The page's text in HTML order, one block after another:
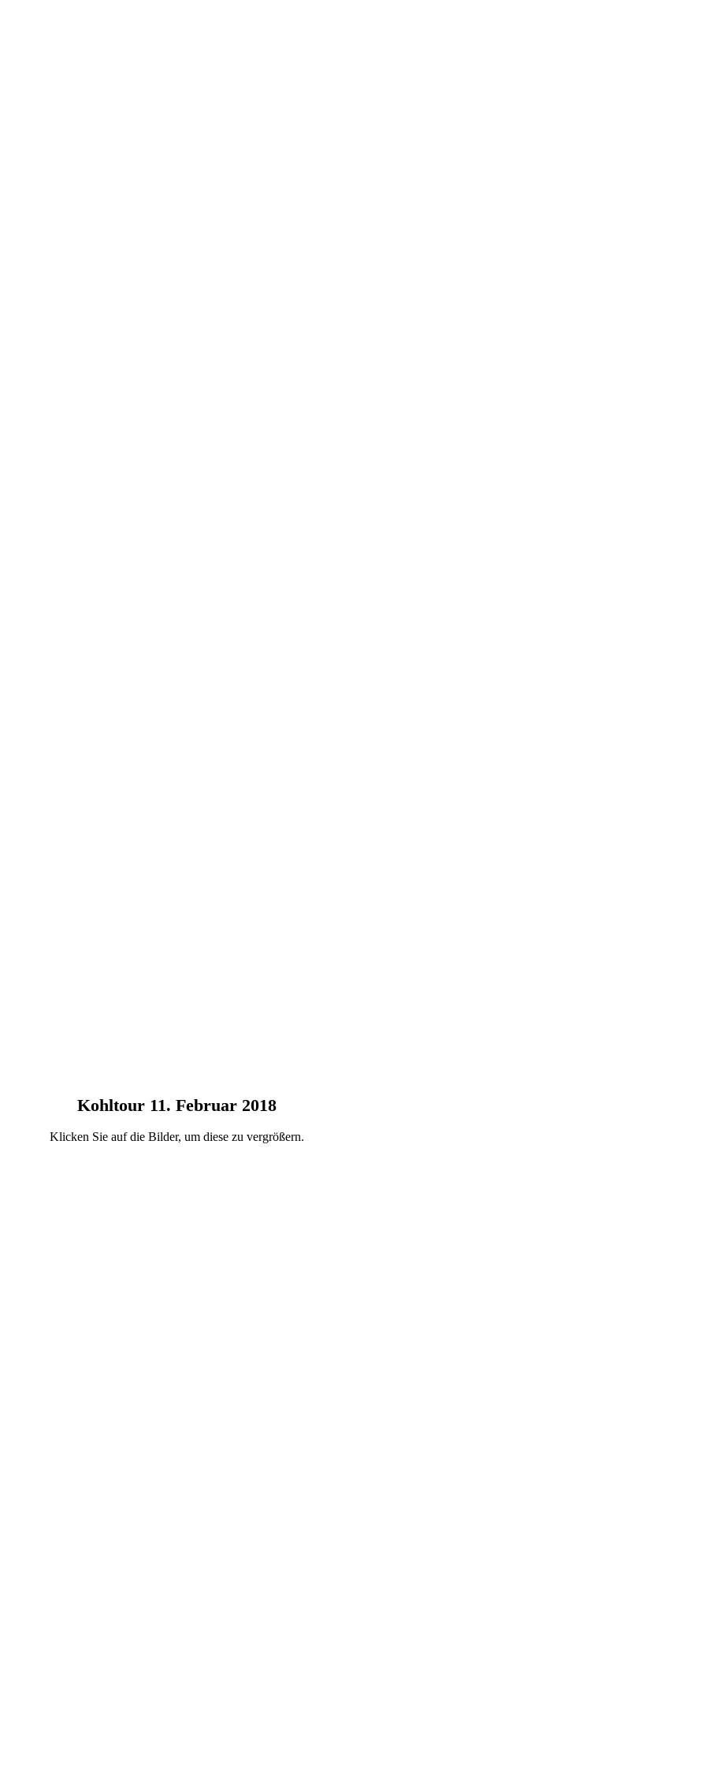
Kohltour 11. Februar 2018
Klicken Sie auf die Bilder, um diese zu vergrößern.